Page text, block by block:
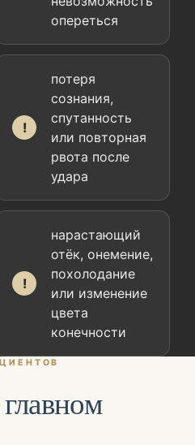
опереться
!
потеря
сознания,
спутанность
или повторная
рвота после
удара
!
нарастающий
отёк, онемение,
похолодание
или изменение
цвета
конечности